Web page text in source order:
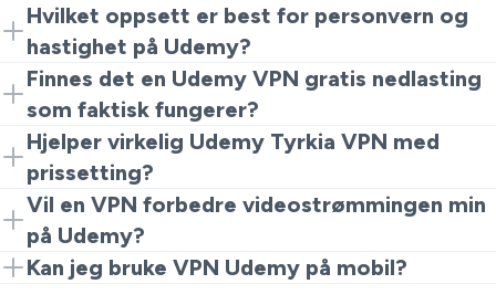
Ja. Installer VeePN, koble deg til en region der Udemy
er fullt tilgjengelig, og logg inn. Du er klar.
Hvilket oppsett er best for personvern og
hastighet på Udemy?
Bruk en pålitelig Udemy VPN med raske protokoller og
en streng No Logs-policy. VeePN oppfyller disse
kravene for jevn avspilling og private økter.
Finnes det en Udemy VPN gratis nedlasting
som faktisk fungerer?
Gratis alternativer finnes, men mange er trege,
begrensede eller samler inn data. En anerkjent
leverandør som VeePN tilbyr stabile hastigheter og
kryptering, slik at du kan studere uten overraskelser.
Hjelper virkelig Udemy Tyrkia VPN med
prissetting?
Priser kan variere etter region. Noen studenter
sammenligner tilbud gjennom Tyrkia. Hvis du prøver
Udemy VPN Tyrkia, følg alltid Udemy sine vilkår og
lokale lover.
Vil en VPN forbedre videostrømmingen min
på Udemy?
En stabil VPN kan redusere struping og omgå
Kan jeg bruke VPN Udemy på mobil?